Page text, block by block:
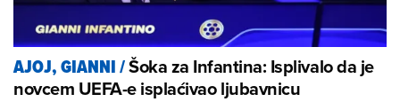
AJOJ, GIANNI/Šoka za Infantina: Isplivalo da je
novcem UEFA-e isplaćivao ljubavnicu